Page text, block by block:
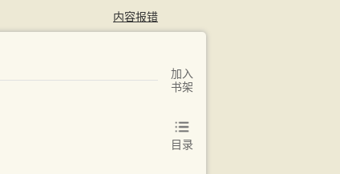
内容报错
加入
书架
目录